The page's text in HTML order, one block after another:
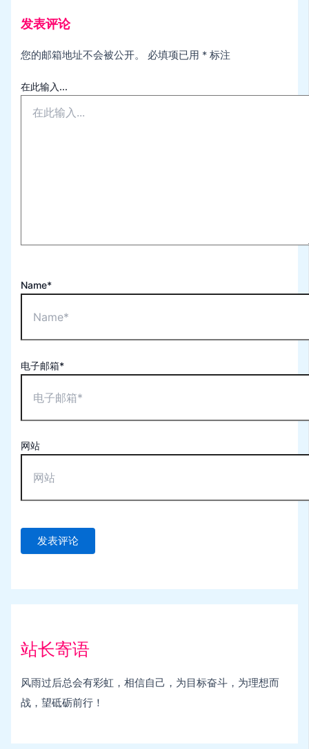
发表评论
您的邮箱地址不会被公开。 必填项已用 * 标注
在此输入...
Name*
电子邮箱*
网站
站长寄语
风雨过后总会有彩虹，相信自己，为目标奋斗，为理想而
战，望砥砺前行！